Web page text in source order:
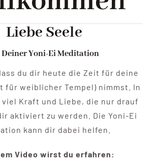
Liebe Seele
Deiner Yoni-Ei Meditation
du dir heute die Zeit für deine
für weiblicher Tempel) nimmst. In
Kraft und Liebe, die nur drauf
aktiviert zu werden. Die Yoni-Ei
kann dir dabei helfen.
Video wirst du erfahren: